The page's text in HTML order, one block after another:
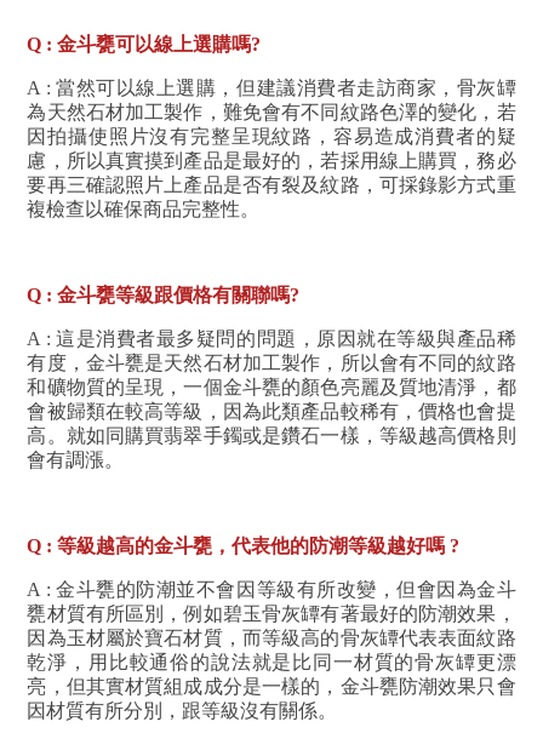
Q :金斗甕可以線上選購嗎?
A : 當然可以線上選購，但建議消費者走訪商家，骨灰罈
為天然石材加工製作，難免會有不同紋路色澤的變化，若
因拍攝使照片沒有完整呈現紋路，容易造成消費者的疑
慮，所以真實摸到產品是最好的，若採用線上購買，務必
要再三確認照片上產品是否有裂及紋路，可採錄影方式重
複檢查以確保商品完整性。
Q :金斗甕等級跟價格有關聯嗎?
A : 這是消費者最多疑問的問題，原因就在等級與產品稀
有度，金斗甕是天然石材加工製作，所以會有不同的紋路
和礦物質的呈現，一個金斗甕的顏色亮麗及質地清淨，都
會被歸類在較高等級，因為此類產品較稀有，價格也會提
高。就如同購買翡翠手鐲或是鑽石一樣，等級越高價格則
會有調漲。
Q : 等級越高的金斗甕 ，代表他的防潮等級越好嗎 ?
A :金斗甕的防潮並不會因等級有所改變，但會因為金斗
甕材質有所區別，例如碧玉骨灰罈有著最好的防潮效果，
因為玉材屬於寶石材質，而等級高的骨灰罈代表表面紋路
乾淨，用比較通俗的說法就是比同一材質的骨灰罈更漂
亮，但其實材質組成成分是一樣的， 金斗甕 防潮效果只會
因材質有所分別，跟等級沒有關係。